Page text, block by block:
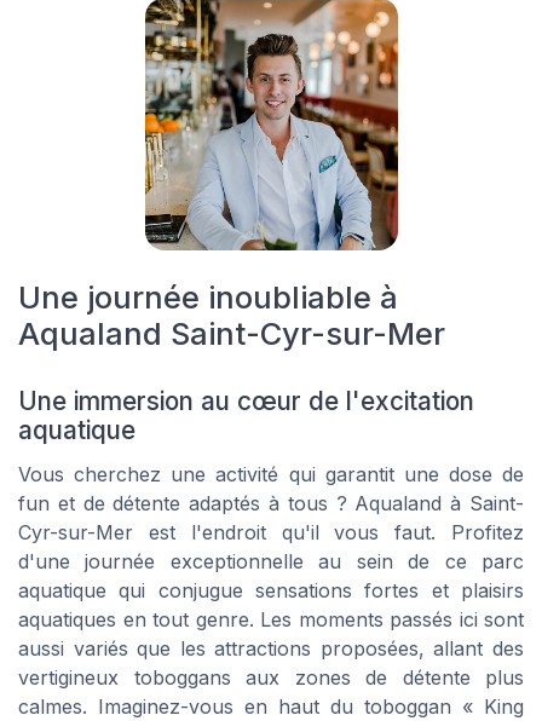
Une journée inoubliable à
Aqualand Saint-Cyr-sur-Mer
Une immersion au cœur de l'excitation
aquatique
Vous cherchez une activité qui garantit une dose de
fun et de détente adaptés à tous ? Aqualand à Saint-
Cyr-sur-Mer est l'endroit qu'il vous faut. Profitez
d'une journée exceptionnelle au sein de ce parc
aquatique qui conjugue sensations fortes et plaisirs
aquatiques en tout genre. Les moments passés ici sont
aussi variés que les attractions proposées, allant des
vertigineux toboggans aux zones de détente plus
calmes. Imaginez-vous en haut du toboggan « King